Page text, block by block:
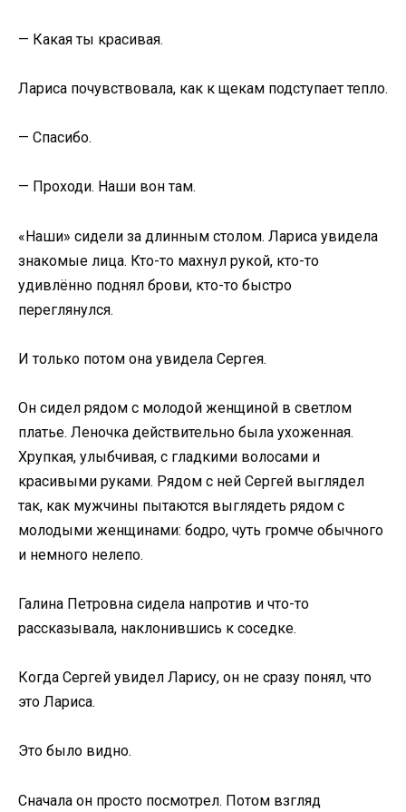
— Какая ты красивая.
Лариса почувствовала, как к щекам подступает тепло.
— Спасибо.
— Проходи. Наши вон там.
«Наши» сидели за длинным столом. Лариса увидела
знакомые лица. Кто-то махнул рукой, кто-то
удивлённо поднял брови, кто-то быстро
переглянулся.
И только потом она увидела Сергея.
Он сидел рядом с молодой женщиной в светлом
платье. Леночка действительно была ухоженная.
Хрупкая, улыбчивая, с гладкими волосами и
красивыми руками. Рядом с ней Сергей выглядел
так, как мужчины пытаются выглядеть рядом с
молодыми женщинами: бодро, чуть громче обычного
и немного нелепо.
Галина Петровна сидела напротив и что-то
рассказывала, наклонившись к соседке.
Когда Сергей увидел Ларису, он не сразу понял, что
это Лариса.
Это было видно.
Сначала он просто посмотрел. Потом взгляд